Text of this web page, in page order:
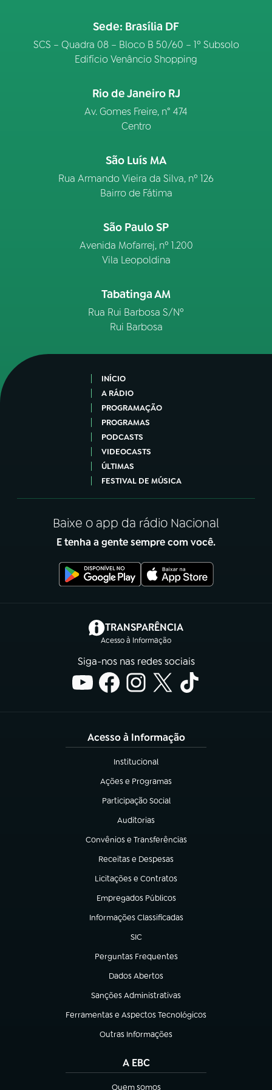
Sede: Brasília DF
SCS – Quadra 08 – Bloco B 50/60 – 1º Subsolo
Edifício Venâncio Shopping
Rio de Janeiro RJ
Av. Gomes Freire, n° 474
Centro
São Luís MA
Rua Armando Vieira da Silva, nº 126
Bairro de Fátima
São Paulo SP
Avenida Mofarrej, nº 1.200
Vila Leopoldina
Tabatinga AM
Rua Rui Barbosa S/Nº
Rui Barbosa
INÍCIO
A RÁDIO
PROGRAMAÇÃO
PROGRAMAS
PODCASTS
VIDEOCASTS
ÚLTIMAS
FESTIVAL DE MÚSICA
Baixe o app da rádio Nacional
E tenha a gente sempre com você.
TRANSPARÊNCIA
Acesso à Informação
(abre em nova aba)
Siga-nos nas redes sociais
Acesso à Informação
Institucional
(abre em nova aba)
Ações e Programas
(abre em nova aba)
Participação Social
(abre em nova aba)
Auditorias
(abre em nova aba)
Convênios e Transferências
(abre em nova aba)
Receitas e Despesas
(abre em nova aba)
Licitações e Contratos
(abre em nova aba)
Empregados Públicos
(abre em nova aba)
Informações Classificadas
(abre em nova aba)
SIC
(abre em nova aba)
Perguntas Frequentes
(abre em nova aba)
Dados Abertos
(abre em nova aba)
Sanções Administrativas
(abre em nova aba)
Ferramentas e Aspectos Tecnológicos
(abre em nova aba)
Outras Informações
(abre em nova aba)
A EBC
Quem somos